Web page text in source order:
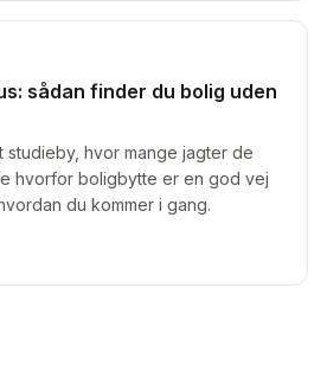
sådan finder du bolig uden
studieby, hvor mange jagter de
hvorfor boligbytte er en god vej
du kommer i gang.